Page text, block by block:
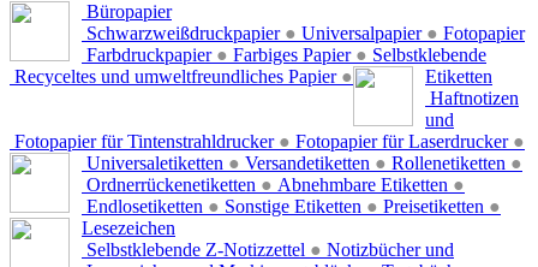
Büropapier
Schwarzweißdruckpapier ● Universalpapier ●
Farbdruckpapier ● Farbiges Papier ●
Recyceltes und umweltfreundliches Papier ●
Fotopapier
Fotopapier für Tintenstrahldrucker ● Fotopapier für Laserdrucker ●
Selbstklebende
Etiketten
Universaletiketten ● Versandetiketten ● Rollenetiketten ●
Ordnerrückenetiketten ● Abnehmbare Etiketten ●
Endlosetiketten ● Sonstige Etiketten ● Preisetiketten ●
Haftnotizen
und
Lesezeichen
Selbstklebende Z-Notizzettel ● Notizbücher und